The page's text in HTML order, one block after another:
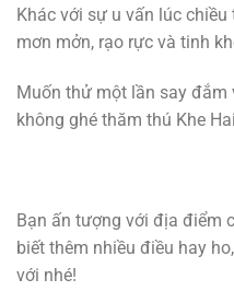
Khác với sự u vấn lúc
mơn mởn, rạo rực và tinh
Muốn thử một lần say đắm
không ghé thăm thú Khe
Bạn ấn tượng với địa điểm
biết thêm nhiều điều hay
với nhé!